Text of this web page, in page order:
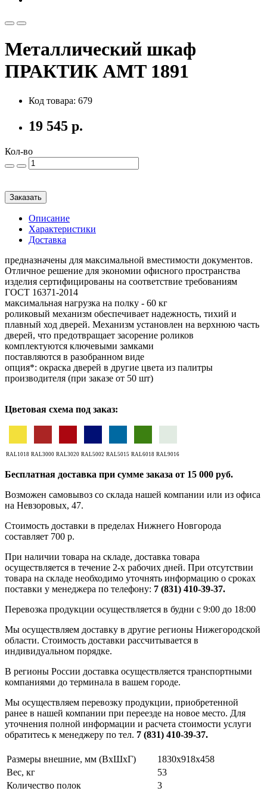
Металлический шкаф
ПРАКТИК AMT 1891
Код товара: 679
19 545 р.
Кол-во
Заказать
Описание
Характеристики
Доставка
предназначены для максимальной вместимости документов.
Отличное решение для экономии офисного пространства
изделия сертифицированы на соответствие требованиям
ГОСТ 16371-2014
максимальная нагрузка на полку - 60 кг
роликовый механизм обеспечивает надежность, тихий и
плавный ход дверей. Механизм установлен на верхнюю часть
дверей, что предотвращает засорение роликов
комплектуются ключевыми замками
поставляются в разобранном виде
опция*: окраска дверей в другие цвета из палитры
производителя (при заказе от 50 шт)
Цветовая схема под заказ:
RAL1018 RAL3000 RAL3020 RAL5002 RAL5015 RAL6018 RAL9016
Бесплатная доставка при сумме заказа от 15 000 руб.
Возможен самовывоз со склада нашей компании или из офиса
на Невзоровых, 47.
Стоимость доставки в пределах Нижнего Новгорода
составляет 700 р.
При наличии товара на складе, доставка товара
осуществляется в течение 2-х рабочих дней. При отсутствии
товара на складе необходимо уточнять информацию о сроках
поставки у менеджера по телефону: 7 (831) 410-39-37.
Перевозка продукции осуществляется в будни с 9:00 до 18:00
Мы осуществляем доставку в другие регионы Нижегородской
области. Стоимость доставки рассчитывается в
индивидуальном порядке.
В регионы России доставка осуществляется транспортными
компаниями до терминала в вашем городе.
Мы осуществляем перевозку продукции, приобретенной
ранее в нашей компании при переезде на новое место. Для
уточнения полной информации и расчета стоимости услуги
обратитесь к менеджеру по тел. 7 (831) 410-39-37.
Размеры внешние, мм (ВхШхГ)
1830x918x458
Вес, кг
53
Количество полок
3